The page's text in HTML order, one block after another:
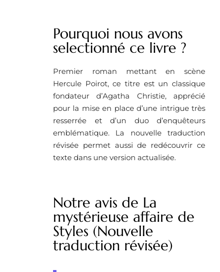
Pourquoi nous avons
selectionné ce livre ?
Premier roman mettant en scène
Hercule Poirot, ce titre est un classique
fondateur d’Agatha Christie, apprécié
pour la mise en place d’une intrigue très
resserrée et d’un duo d’enquêteurs
emblématique. La nouvelle traduction
révisée permet aussi de redécouvrir ce
texte dans une version actualisée.
Notre avis de La
mystérieuse affaire de
Styles (Nouvelle
traduction révisée)